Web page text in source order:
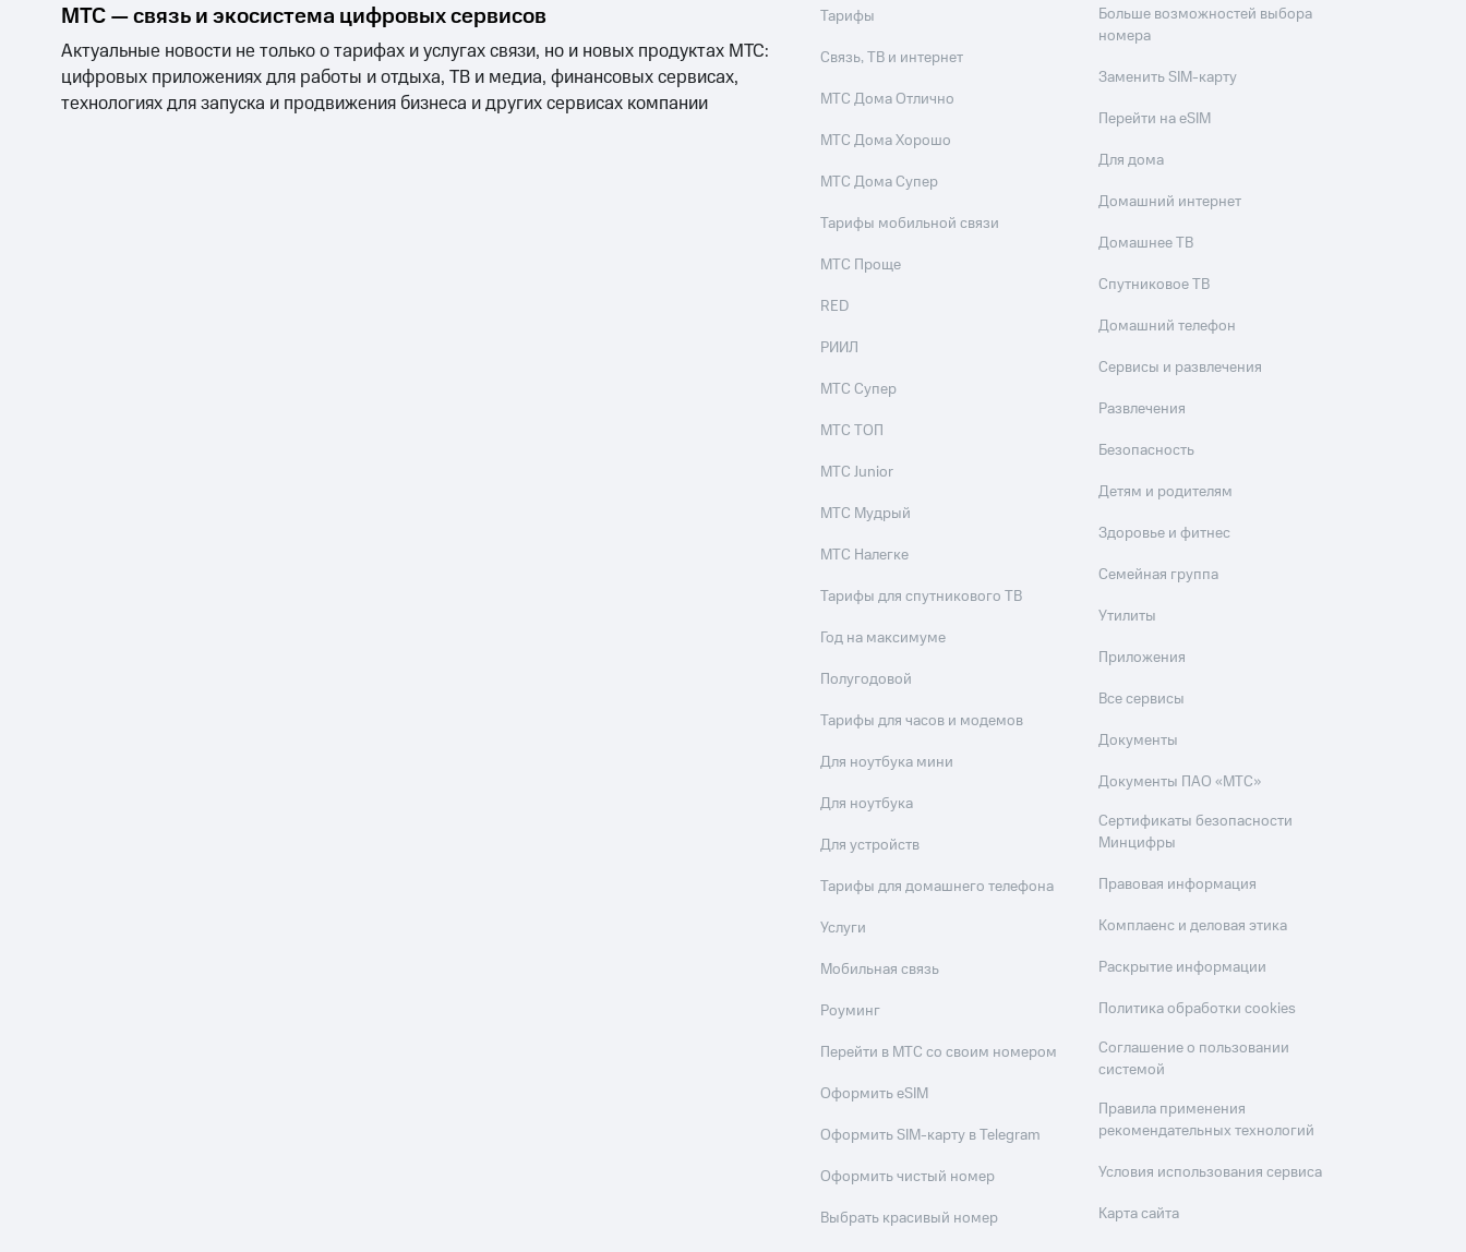
МТС — связь и экосистема цифровых сервисов
Актуальные новости не только о тарифах и услугах связи, но и новых продуктах МТС:
цифровых приложениях для работы и отдыха, ТВ и медиа, финансовых сервисах,
технологиях для запуска и продвижения бизнеса и других сервисах компании
Тарифы
Связь, ТВ и интернет
МТС Дома Отлично
МТС Дома Хорошо
МТС Дома Супер
Тарифы мобильной связи
МТС Проще
RED
РИИЛ
МТС Супер
МТС ТОП
МТС Junior
МТС Мудрый
МТС Налегке
Тарифы для спутникового ТВ
Год на максимуме
Полугодовой
Тарифы для часов и модемов
Для ноутбука мини
Для ноутбука
Для устройств
Тарифы для домашнего телефона
Услуги
Мобильная связь
Роуминг
Перейти в МТС со своим номером
Оформить eSIM
Оформить SIM-карту в Telegram
Оформить чистый номер
Выбрать красивый номер
Больше возможностей выбора
номера
Заменить SIM-карту
Перейти на eSIM
Для дома
Домашний интернет
Домашнее ТВ
Спутниковое ТВ
Домашний телефон
Сервисы и развлечения
Развлечения
Безопасность
Детям и родителям
Здоровье и фитнес
Семейная группа
Утилиты
Приложения
Все сервисы
Документы
Документы ПАО «МТС»
Сертификаты безопасности
Минцифры
Правовая информация
Комплаенс и деловая этика
Раскрытие информации
Политика обработки cookies
Соглашение о пользовании
системой
Правила применения
рекомендательных технологий
Условия использования сервиса
Карта сайта